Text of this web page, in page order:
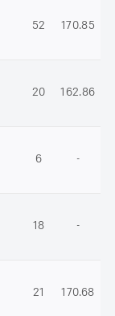
52 170.85
20 162.86
6 -
18 -
21 170.68